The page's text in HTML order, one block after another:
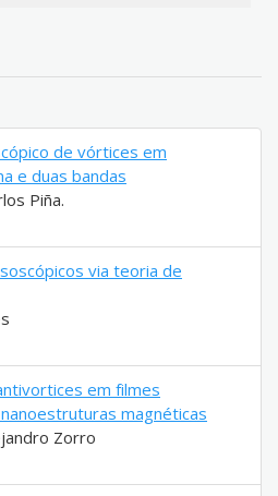
de vórtices em
e duas bandas
Piña.
via teoria de
em filmes
magnéticas
Zorro